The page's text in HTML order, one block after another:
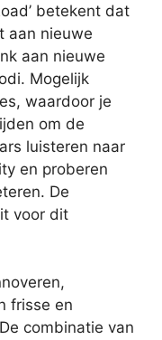
betekent dat
aan nieuwe
aan nieuwe
Mogelijk
waardoor je
om de
luisteren naar
en proberen
De
voor dit
frisse en
combinatie van